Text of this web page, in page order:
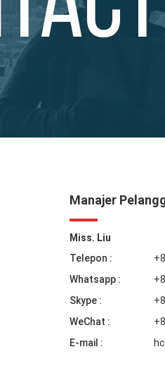
Manajer
Miss. Liu
Telepon :
Whatsapp :
Skype :
WeChat :
E-mail :